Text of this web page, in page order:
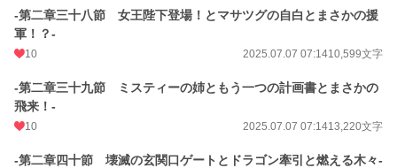
-第二章三十八節 女王陛下登場！とマサツグの自白とまさかの援
軍！？-
10 2025.07.07 07:1410,599文字
-第二章三十九節 ミスティーの姉ともう一つの計画書とまさかの
飛来！-
10 2025.07.07 07:1413,220文字
-第二章四十節 壊滅の玄関口ゲートとドラゴン牽引と燃える木々-